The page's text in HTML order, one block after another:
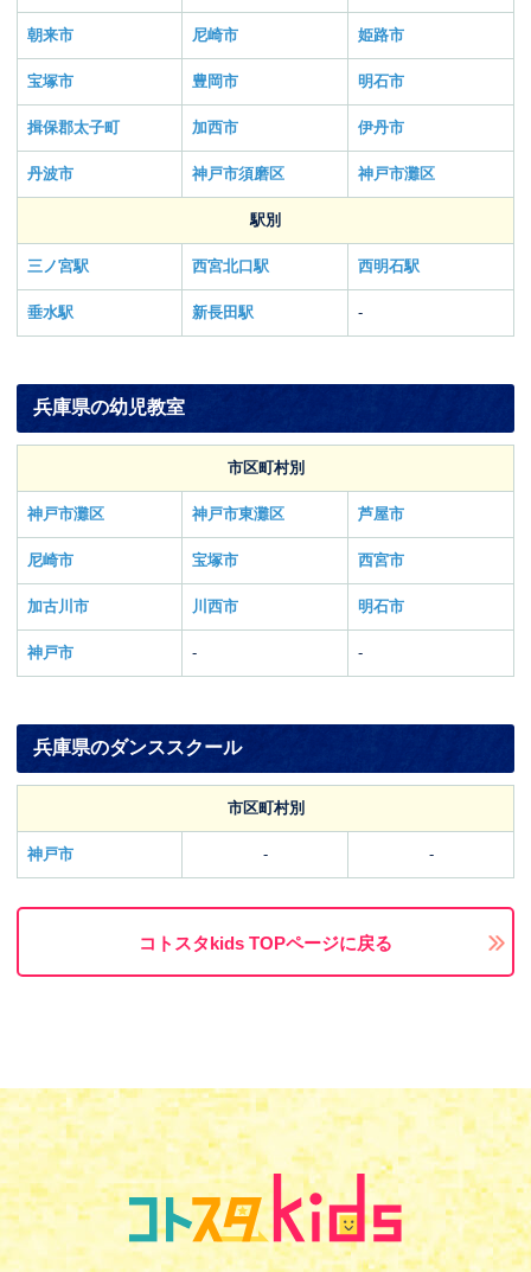
朝来市 尼崎市 姫路市
宝塚市 豊岡市 明石市
揖保郡太子町 加西市 伊丹市
丹波市 神戸市須磨区 神戸市灘区
駅別
三ノ宮駅 西宮北口駅 西明石駅
垂水駅 新長田駅 -
兵庫県の幼児教室
市区町村別
神戸市灘区 神戸市東灘区 芦屋市
尼崎市 宝塚市 西宮市
加古川市 川西市 明石市
神戸市 - -
兵庫県のダンススクール
市区町村別
神戸市 - -
コトスタkids TOPページに戻る